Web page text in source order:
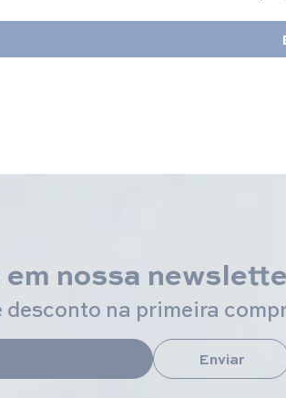
nossa
desconto na primeira
Enviar